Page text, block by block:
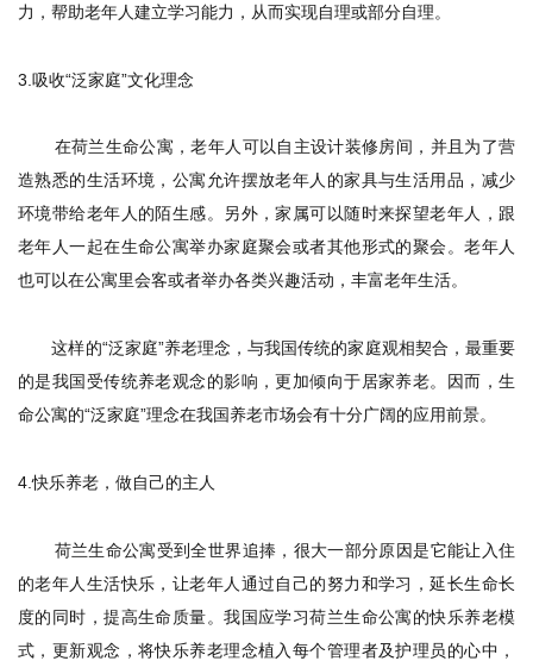
力，帮助老年人建立学习能力，从而实现自理或部分自理。
3. 吸收“泛家庭”文化理念
在荷兰生命公寓，老年人可以自主设计装修房间，并且为了营
造熟悉的生活环境，公寓允许摆放老年人的家具与生活用品，减少
环境带给老年人的陌生感。另外，家属可以随时来探望老年人，跟
老年人一起在生命公寓举办家庭聚会或者其他形式的聚会。老年人
也可以在公寓里会客或者举办各类兴趣活动，丰富老年生活。
这样的“泛家庭”养老理念，与我国传统的家庭观相契合，最重要
的是我国受传统养老观念的影响，更加倾向于居家养老。因而，生
命公寓的“泛家庭”理念在我国养老市场会有十分广阔的应用前景。
4.快乐养老，做自己的主人
荷兰生命公寓受到全世界追捧，很大一部分原因是它能让入住
的老年人生活快乐，让老年人通过自己的努力和学习，延长生命长
度的同时，提高生命质量。我国应学习荷兰生命公寓的快乐养老模
式，更新观念，将快乐养老理念植入每个管理者及护理员的心中，